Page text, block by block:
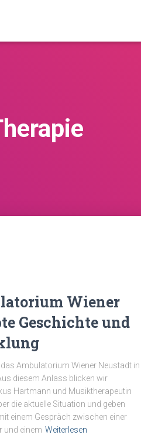
Wiener
Geschichte und
Ambulatorium Wiener Neustadt in
diesem Anlass blicken wir
Hartmann und Musiktherapeutin
die aktuelle Situation und geben
einem Gespräch zwischen einer
und einem Weiterlesen